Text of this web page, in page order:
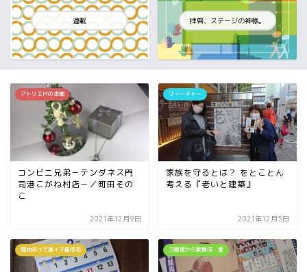
連載 拝啓、ステージの神様。
アトリエＭの本棚
コンビニ兄弟－テンダネス門
司港こがね村店－／町田その
こ
2021年12月9日
フィーチャー
家族を守るとは？ をとことん
考える『老いと建築』
2021年12月5日
理由あって週イチ義母宅 三階席から歌舞伎・愛